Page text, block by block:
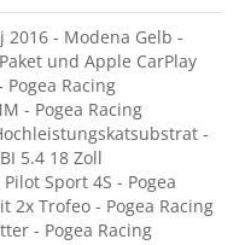
- Modena Gelb -
und Apple CarPlay
Racing
- Pogea Racing
-
5.4 18 Zoll
Sport 4S - Pogea
2x Trofeo - Pogea Racing
- Pogea Racing